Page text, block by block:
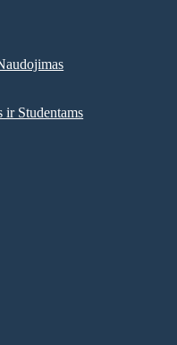
ir Studentams